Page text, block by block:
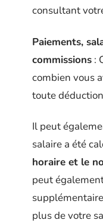
consultant
Paiements,
commissions :
combien vous
toute
Il peut
salaire a été
horaire et le
peut
plus de votre